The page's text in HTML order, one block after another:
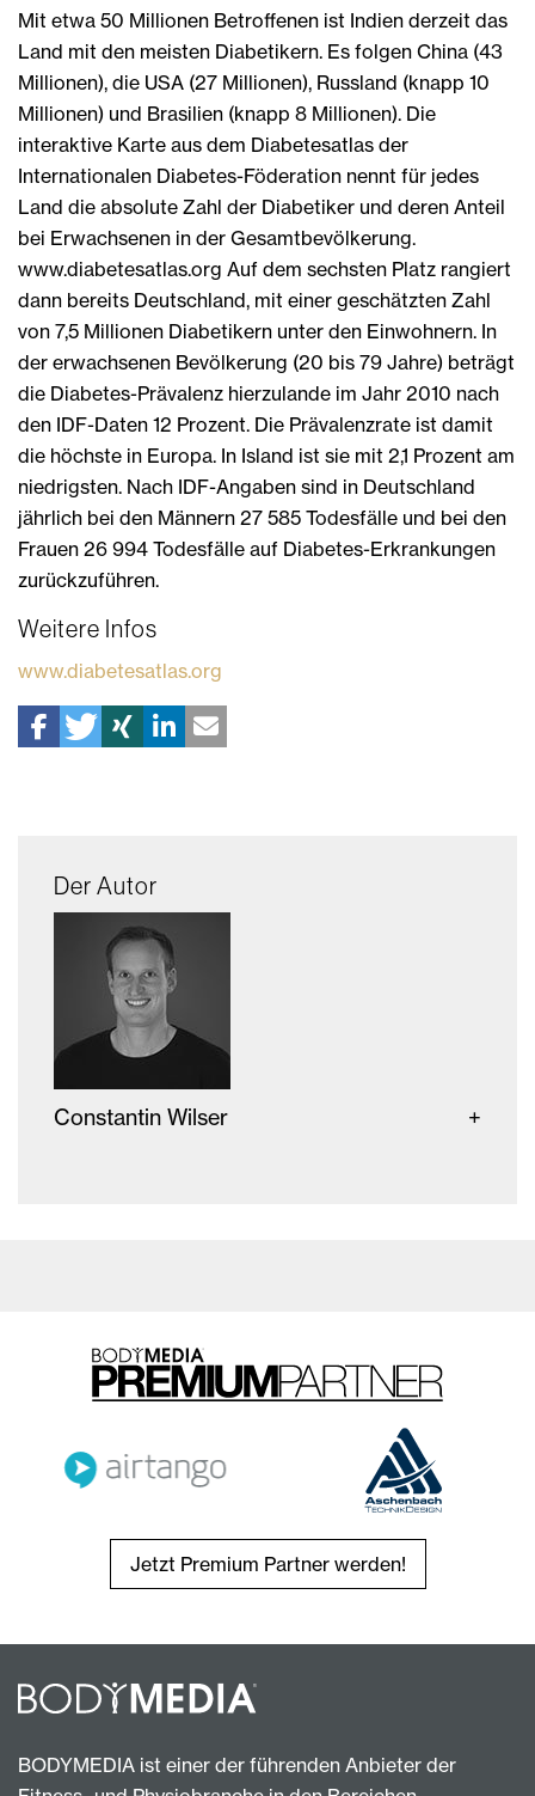
Mit etwa 50 Millionen Betroffenen ist Indien derzeit das
Land mit den meisten Diabetikern. Es folgen China (43
Millionen), die USA (27 Millionen), Russland (knapp 10
Millionen) und Brasilien (knapp 8 Millionen). Die
interaktive Karte aus dem Diabetesatlas der
Internationalen Diabetes-Föderation nennt für jedes
Land die absolute Zahl der Diabetiker und deren Anteil
bei Erwachsenen in der Gesamtbevölkerung.
www.diabetesatlas.org Auf dem sechsten Platz rangiert
dann bereits Deutschland, mit einer geschätzten Zahl
von 7,5 Millionen Diabetikern unter den Einwohnern. In
der erwachsenen Bevölkerung (20 bis 79 Jahre) beträgt
die Diabetes-Prävalenz hierzulande im Jahr 2010 nach
den IDF-Daten 12 Prozent. Die Prävalenzrate ist damit
die höchste in Europa. In Island ist sie mit 2,1 Prozent am
niedrigsten. Nach IDF-Angaben sind in Deutschland
jährlich bei den Männern 27 585 Todesfälle und bei den
Frauen 26 994 Todesfälle auf Diabetes-Erkrankungen
zurückzuführen.
Weitere Infos
www.diabetesatlas.org
Der Autor
Constantin Wilser
Jetzt Premium Partner werden!
BODYMEDIA ist einer der führenden Anbieter der